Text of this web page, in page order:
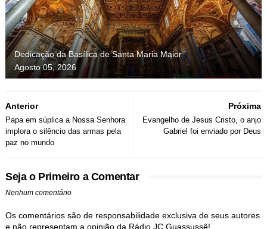
Dedicação da Basílica de Santa Maria Maior
Agosto 05, 2026
Próxima
Evangelho de Jesus Cristo, o anjo
Gabriel foi enviado por Deus
Anterior
Papa em súplica a Nossa Senhora
implora o silêncio das armas pela
paz no mundo
Seja o Primeiro a Comentar
Nenhum comentário
Os comentários são de responsabilidade exclusiva de seus autores
e não representam a opinião da Rádio JC Guassussê!